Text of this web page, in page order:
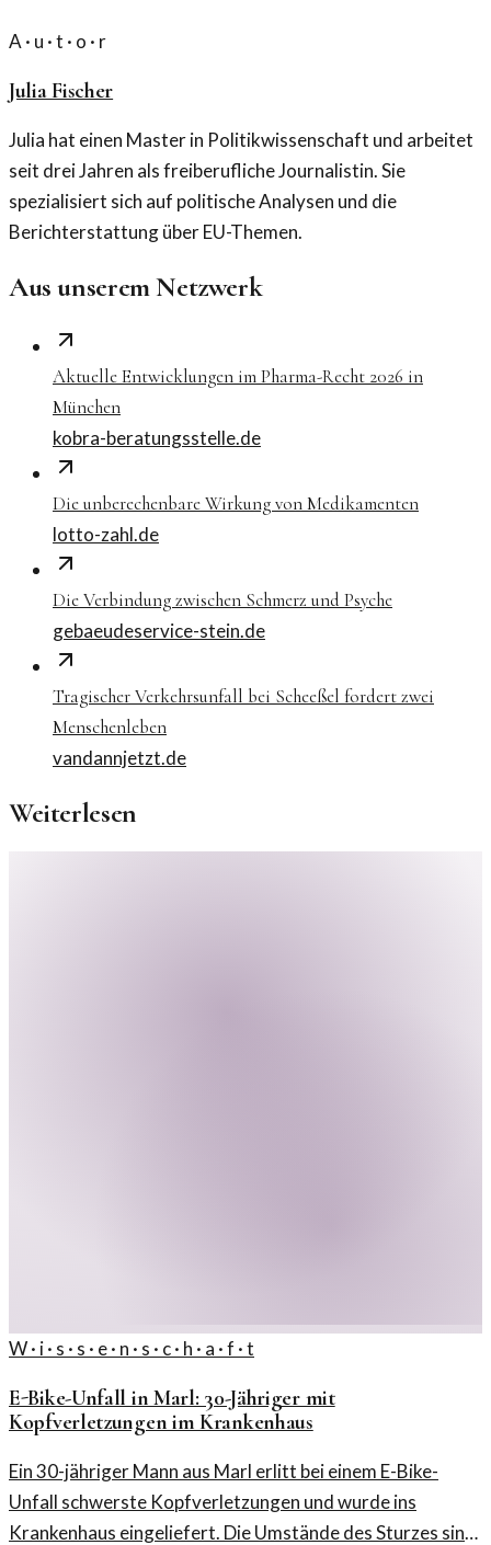
A · u · t · o · r
Julia Fischer
Julia hat einen Master in Politikwissenschaft und arbeitet
seit drei Jahren als freiberufliche Journalistin. Sie
spezialisiert sich auf politische Analysen und die
Berichterstattung über EU-Themen.
Aus unserem Netzwerk
Aktuelle Entwicklungen im Pharma-Recht 2026 in
München
kobra-beratungsstelle.de
Die unberechenbare Wirkung von Medikamenten
lotto-zahl.de
Die Verbindung zwischen Schmerz und Psyche
gebaeudeservice-stein.de
Tragischer Verkehrsunfall bei Scheeßel fordert zwei
Menschenleben
vandannjetzt.de
Weiterlesen
W · i · s · s · e · n · s · c · h · a · f · t
E-Bike-Unfall in Marl: 30-Jähriger mit
Kopfverletzungen im Krankenhaus
Ein 30-jähriger Mann aus Marl erlitt bei einem E-Bike-
Unfall schwerste Kopfverletzungen und wurde ins
Krankenhaus eingeliefert. Die Umstände des Sturzes sind